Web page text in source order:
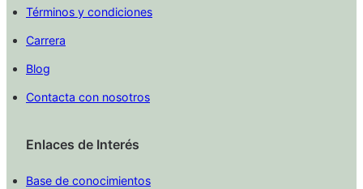
Términos y condiciones
Carrera
Blog
Contacta con nosotros
Enlaces de Interés
Base de conocimientos